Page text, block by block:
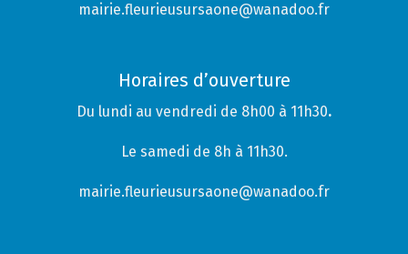
mairie.fleurieusursaone@wanadoo.fr
Horaires d’ouverture
Du lundi au vendredi de 8h00 à 11h30.
Le samedi de 8h à 11h30.
mairie.fleurieusursaone@wanadoo.fr